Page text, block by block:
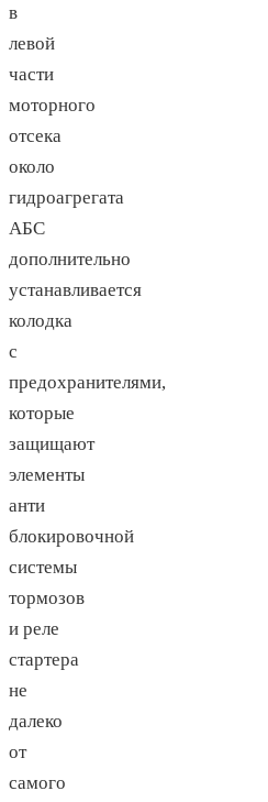
в
левой
части
моторного
отсека
около
гидроагрегата
АБС
дополнительно
устанавливается
колодка
с
предохранителями,
которые
защищают
элементы
анти
блокировочной
системы
тормозов
и реле
стартера
не
далеко
от
самого